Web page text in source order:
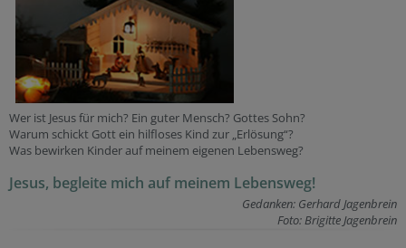
Wer ist Jesus für mich? Ein guter Mensch? Gottes Sohn?
Warum schickt Gott ein hilfloses Kind zur „Erlösung“?
Was bewirken Kinder auf meinem eigenen Lebensweg?
Jesus, begleite mich auf meinem Lebensweg!
Gedanken: Gerhard Jagenbrein
Foto: Brigitte Jagenbrein